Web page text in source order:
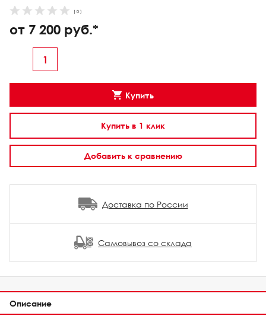
( 0 )
от 7 200 руб.*
Купить
Купить в 1 клик
Добавить к сравнению
Доставка по России
Самовывоз со склада
Описание